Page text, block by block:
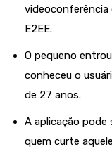
E2EE.
O pequeno
conheceu o
de 27 anos.
A aplicação pode
quem curte